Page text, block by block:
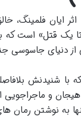
ایان فلمینگ،
تا یک قتل» است
ای از دنیای
با شنیدنش
و ماجراجویی
به نوشتن رمان